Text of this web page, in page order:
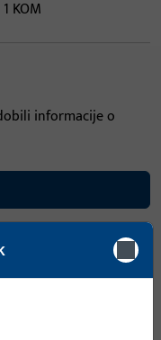
1 KOM
informacije o